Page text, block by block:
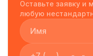
Оставьте заявку
любую